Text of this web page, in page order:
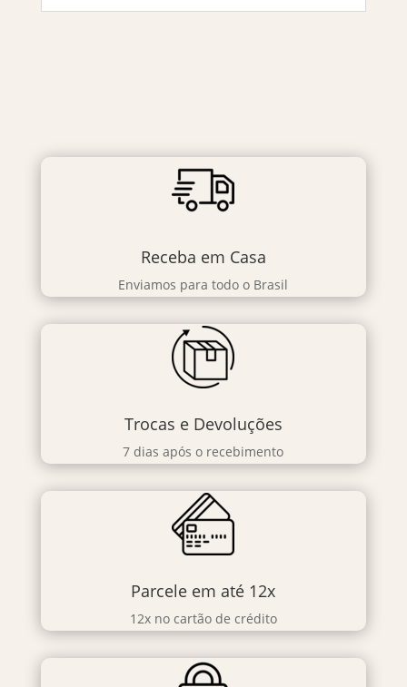
Receba em Casa
Enviamos para todo o Brasil
Trocas e Devoluções
7 dias após o recebimento
Parcele em até 12x
12x no cartão de crédito